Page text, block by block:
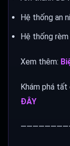
Hệ thống an
Hệ thống
Xem thêm:
Khám phá
ĐÂY